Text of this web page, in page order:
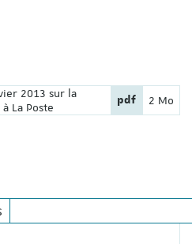
2013 sur la
La Poste
Extension du
pdf Poids
2 Mo